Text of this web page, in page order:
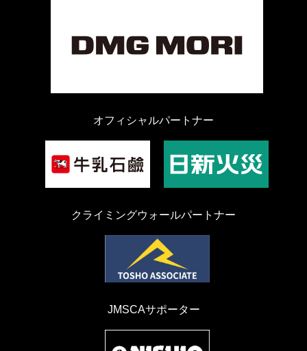
オフィシャルパートナー
クライミングウォールパートナー
JMSCAサポーター